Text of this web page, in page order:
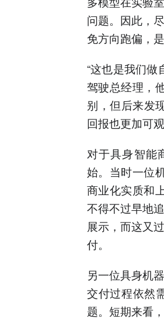
问题。因此，
免方向跑偏，
“这也是我们
驾驶总经理，
别，但后来发
回报也更加可观
对于具身智能
始。当时一位
商业化实质和
不得不过早地
展示，而这又
付。
另一位具身机
交付过程依然
题。短期来看